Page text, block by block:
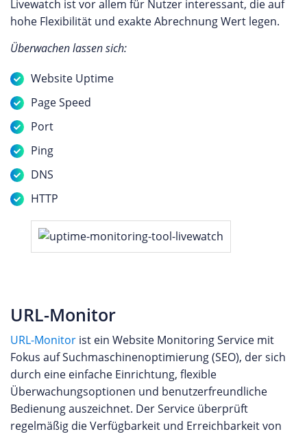
Livewatch ist vor allem für Nutzer interessant, die auf
hohe Flexibilität und exakte Abrechnung Wert legen.
Überwachen lassen sich:
Website Uptime
Page Speed
Port
Ping
DNS
HTTP
URL-Monitor
URL-Monitor ist ein Website Monitoring Service mit
Fokus auf Suchmaschinenoptimierung (SEO), der sich
durch eine einfache Einrichtung, flexible
Überwachungsoptionen und benutzerfreundliche
Bedienung auszeichnet. Der Service überprüft
regelmäßig die Verfügbarkeit und Erreichbarkeit von